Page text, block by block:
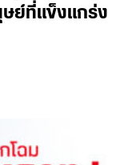
ย์ที่แข็งแกร่ง